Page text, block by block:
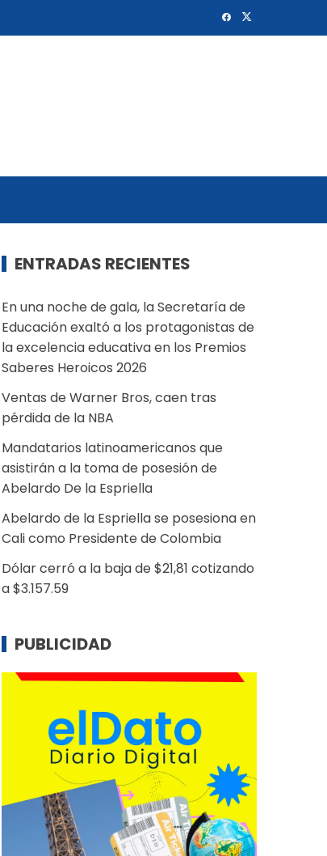
ENTRADAS RECIENTES
En una noche de gala, la Secretaría de
Educación exaltó a los protagonistas de
la excelencia educativa en los Premios
Saberes Heroicos 2026
Ventas de Warner Bros, caen tras
pérdida de la NBA
Mandatarios latinoamericanos que
asistirán a la toma de posesión de
Abelardo De la Espriella
Abelardo de la Espriella se posesiona en
Cali como Presidente de Colombia
Dólar cerró a la baja de $21,81 cotizando
a $3.157.59
PUBLICIDAD